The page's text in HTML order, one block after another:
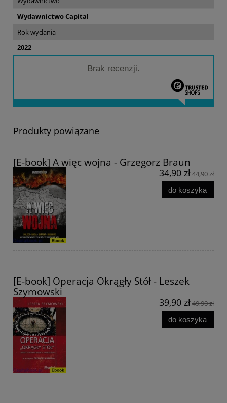
Wydawnictwo Capital
Rok wydania
2022
Brak recenzji.
Produkty powiązane
[E-book] A więc wojna - Grzegorz Braun
34,90 zł44,90 zł
do koszyka
[E-book] Operacja Okrągły Stół - Leszek
Szymowski
39,90 zł49,90 zł
do koszyka